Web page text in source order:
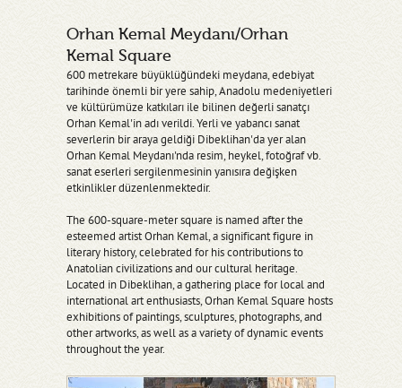
Orhan Kemal Meydanı/Orhan
Kemal Square
600 metrekare büyüklüğündeki meydana, edebiyat
tarihinde önemli bir yere sahip, Anadolu medeniyetleri
ve kültürümüze katkıları ile bilinen değerli sanatçı
Orhan Kemal'in adı verildi. Yerli ve yabancı sanat
severlerin bir araya geldiği Dibeklihan'da yer alan
Orhan Kemal Meydanı'nda resim, heykel, fotoğraf vb.
sanat eserleri sergilenmesinin yanısıra değişken
etkinlikler düzenlenmektedir.
The 600-square-meter square is named after the
esteemed artist Orhan Kemal, a significant figure in
literary history, celebrated for his contributions to
Anatolian civilizations and our cultural heritage.
Located in Dibeklihan, a gathering place for local and
international art enthusiasts, Orhan Kemal Square hosts
exhibitions of paintings, sculptures, photographs, and
other artworks, as well as a variety of dynamic events
throughout the year.